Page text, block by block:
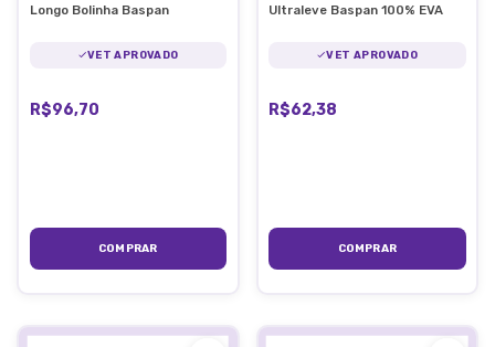
Longo Bolinha Baspan
VET APROVADO
R$96,70
COMPRAR
Ultraleve Baspan 100% EVA
VET APROVADO
R$62,38
COMPRAR